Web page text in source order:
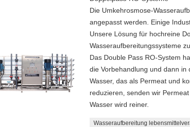
Die Umkehrosmose-
angepasst werden. Einige
Unsere Lösung für hochreine
Wasseraufbereitungssysteme
Das Double Pass RO-System
die Vorbehandlung und dann
Wasser, das als Permeat und
reduzieren, senden wir
Wasser wird reiner.
Wasseraufbereitung